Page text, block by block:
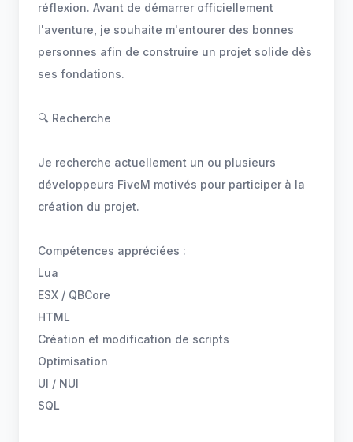
réflexion. Avant de démarrer officiellement
l'aventure, je souhaite m'entourer des bonnes
personnes afin de construire un projet solide dès
ses fondations.
🔍 Recherche
Je recherche actuellement un ou plusieurs
développeurs FiveM motivés pour participer à la
création du projet.
Compétences appréciées :
Lua
ESX / QBCore
HTML
Création et modification de scripts
Optimisation
UI / NUI
SQL